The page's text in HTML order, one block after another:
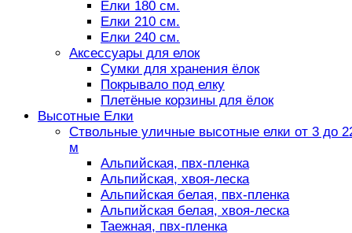
Елки 180 см.
Елки 210 см.
Елки 240 см.
Аксессуары для елок
Сумки для хранения ёлок
Покрывало под елку
Плетёные корзины для ёлок
Высотные Елки
Ствольные уличные высотные елки от 3 до
м
Альпийская, пвх-пленка
Альпийская, хвоя-леска
Альпийская белая, пвх-пленка
Альпийская белая, хвоя-леска
Таежная, пвх-пленка